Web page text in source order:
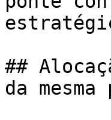
##
da mesma